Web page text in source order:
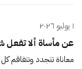
١ يوليو ٢٠٢٦
عن مأساة ألا تفعل
معاناة تتجدد وتتفاقم